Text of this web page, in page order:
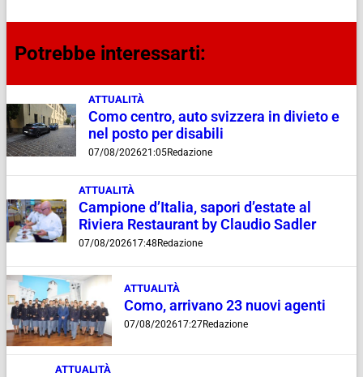
Potrebbe interessarti:
ATTUALITÀ
Como centro, auto svizzera in divieto e
nel posto per disabili
07/08/202621:05Redazione
ATTUALITÀ
Campione d’Italia, sapori d’estate al
Riviera Restaurant by Claudio Sadler
07/08/202617:48 Redazione
ATTUALITÀ
Como, arrivano 23 nuovi agenti
07/08/202617:27Redazione
ATTUALITÀ